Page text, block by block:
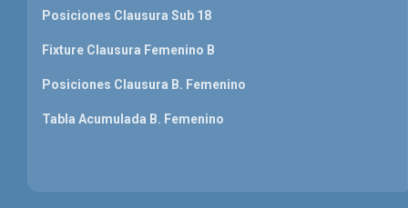
Posiciones Clausura Sub 18
Fixture Clausura Femenino B
Posiciones Clausura B. Femenino
Tabla Acumulada B. Femenino